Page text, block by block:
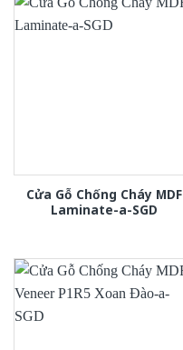
Cửa Gỗ Chống Cháy MDF
Laminate-a-SGD